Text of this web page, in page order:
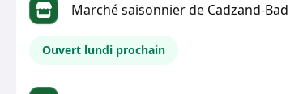
Marché saisonnier de Cadzand-Bad
Ouvert lundi prochain